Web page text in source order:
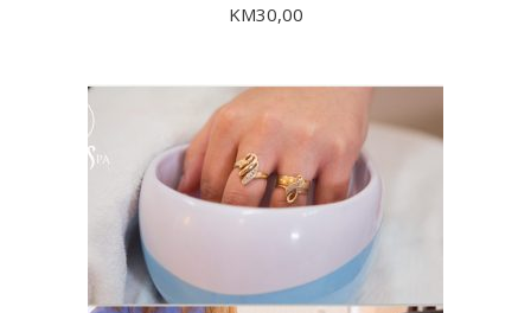
KM30,00
DODAJ U KORPU